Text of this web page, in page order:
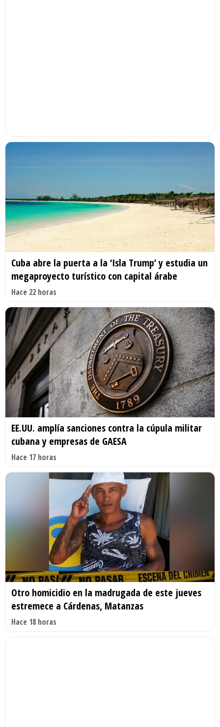
Cuba abre la puerta a la ‘Isla Trump’ y estudia un
megaproyecto turístico con capital árabe
Hace 22 horas
EE.UU. amplía sanciones contra la cúpula militar
cubana y empresas de GAESA
Hace 17 horas
Otro homicidio en la madrugada de este jueves
estremece a Cárdenas, Matanzas
Hace 18 horas